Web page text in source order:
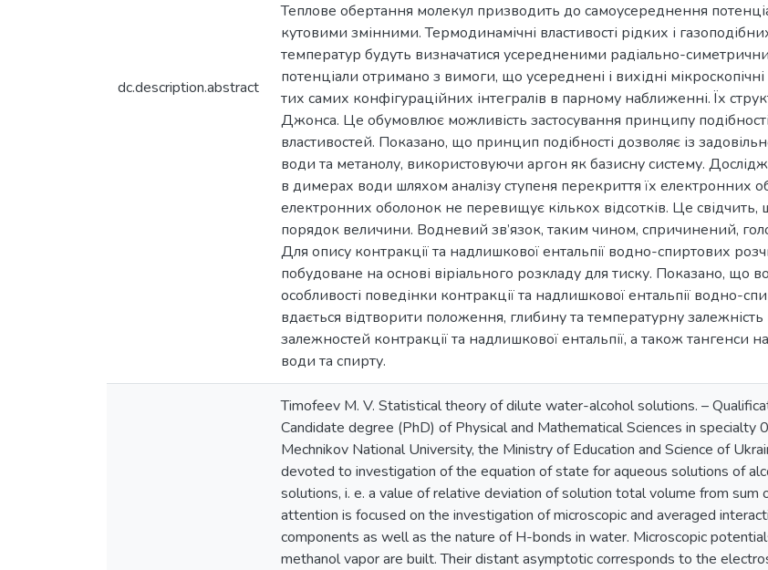
dc.description.abstract
Теплове обертання молекул призводить до самоусереднення
кутовими змінними. Термодинамічні властивості рідких і
температур будуть визначатися усередненими радіально-
потенціали отримано з вимоги, що усереднені і вихідні
тих самих конфігураційних інтегралів в парному наближенні. Їх
Джонса. Це обумовлює можливість застосування принципу
властивостей. Показано, що принцип подібності дозволяє із
води та метанолу, використовуючи аргон як базисну систему.
в димерах води шляхом аналізу ступеня перекриття їх електронних
електронних оболонок не перевищує кількох відсотків. Це
порядок величини. Водневий зв’язок, таким чином, спричинений,
Для опису контракції та надлишкової ентальпії водно-спиртових
побудоване на основі віріального розкладу для тиску. Показано, що
особливості поведінки контракції та надлишкової ентальпії водно-
вдається відтворити положення, глибину та температурну
залежностей контракції та надлишкової ентальпії, а також тангенси
води та спирту.
Timofeev M. V. Statistical theory of dilute water-alcohol solutions. –
Candidate degree (PhD) of Physical and Mathematical Sciences in specialty
Mechnikov National University, the Ministry of Education and Science of
devoted to investigation of the equation of state for aqueous solutions of
solutions, i. e. a value of relative deviation of solution total volume from sum
attention is focused on the investigation of microscopic and averaged
components as well as the nature of H-bonds in water. Microscopic
methanol vapor are built. Their distant asymptotic corresponds to the